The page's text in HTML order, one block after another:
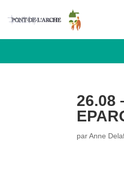
26.08
parAnne